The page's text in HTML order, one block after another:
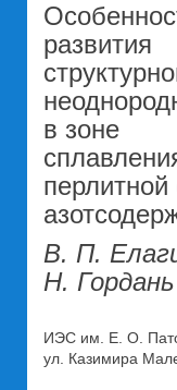
развития
в зоне
В. П.
Н. Гордань
ИЭС им. Е. О.
ул. Казимира